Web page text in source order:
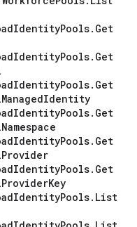
IdentityPools. Get
IdentityPools. Get
IdentityPools. Get
ManagedIdentity
IdentityPools. Get
Namespace
IdentityPools. Get
Provider
IdentityPools. Get
ProviderKey
IdentityPools. List